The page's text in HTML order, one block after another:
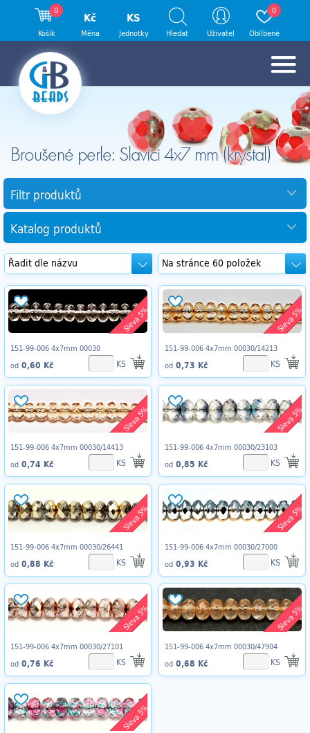
Broušené perle: Slavíci 4x7 mm (krystal)
Filtr produktů
Katalog produktů
Sleva 5%
151-99-006 4x7mm 00030
od 0,60 Kč KS
Sleva 5%
151-99-006 4x7mm 00030/14213
od 0,73 Kč KS
Sleva 5%
151-99-006 4x7mm 00030/14413
od 0,74 Kč KS
Sleva 5%
151-99-006 4x7mm 00030/23103
od 0,85 Kč KS
Sleva 5%
151-99-006 4x7mm 00030/26441
od 0,88 Kč KS
Sleva 5%
151-99-006 4x7mm 00030/27000
od 0,93 Kč KS
Sleva 5%
151-99-006 4x7mm 00030/27101
od 0,76 Kč KS
Sleva 5%
151-99-006 4x7mm 00030/47904
od 0,68 Kč KS
Sleva 5%
0
Košík
Kč
Měna
KS
Jednotky Hledat Uživatel
0
Oblíbené